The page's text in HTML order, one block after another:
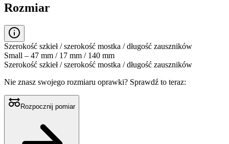
Rozmiar
Szerokość szkieł / szerokość mostka / długość zauszników
Small – 47 mm / 17 mm / 140 mm
Szerokość szkieł / szerokość mostka / długość zauszników
Nie znasz swojego rozmiaru oprawki? Sprawdź to teraz:
Rozpocznij pomiar